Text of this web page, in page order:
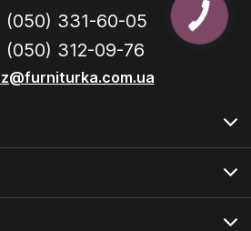
(050) 331-60-05
(050) 312-09-76